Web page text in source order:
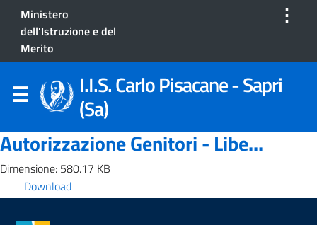
Ministero
dell'Istruzione e del
Merito
⋮
I.I.S. Carlo Pisacane - Sapri
(Sa)
Autorizzazione Genitori - Libe...
Dimensione: 580.17 KB
Download